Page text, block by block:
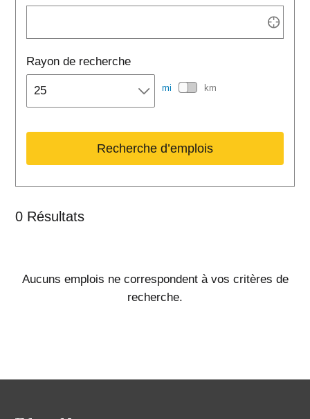

Rayon de recherche
mi km
Recherche d’emplois
0 Résultats
Aucuns emplois ne correspondent à vos critères de
recherche.